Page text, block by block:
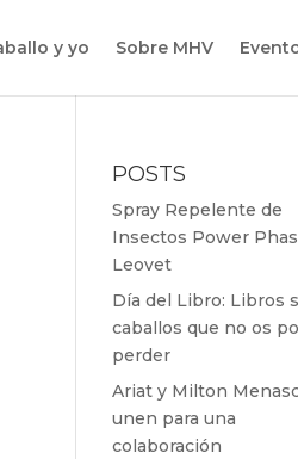
y yo Sobre MHV
POSTS
Spray Repelente de
Insectos Power
Leovet
Día del Libro: Libros
caballos que no os
perder
Ariat y Milton
unen para una
colaboración